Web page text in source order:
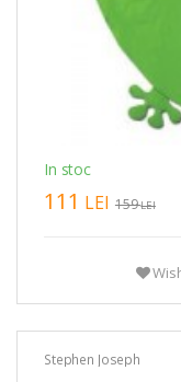
In stoc
111 LEI 159LEI
Stephen Joseph